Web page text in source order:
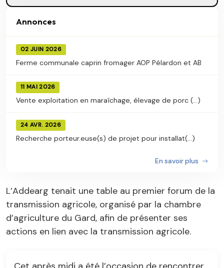
Annonces
02 JUIN 2026
Ferme communale caprin fromager AOP Pélardon et AB
11 MAI 2026
Vente exploitation en maraîchage, élevage de porc (...)
24 AVR. 2026
Recherche porteur.euse(s) de projet pour installat(...)
En savoir plus
L’Addearg tenait une table au premier forum de la
transmission agricole, organisé par la chambre
d’agriculture du Gard, afin de présenter ses
actions en lien avec la transmission agricole.